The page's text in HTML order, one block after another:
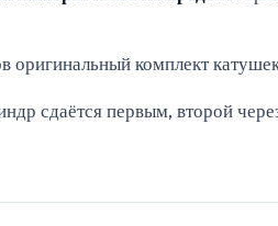
комплект
сдаётся первым, второй